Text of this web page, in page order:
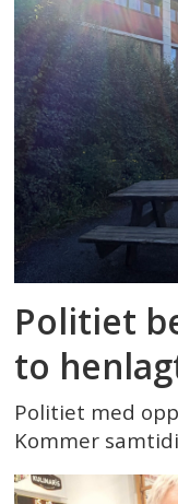
Politiet
to
Politiet med
Kommer